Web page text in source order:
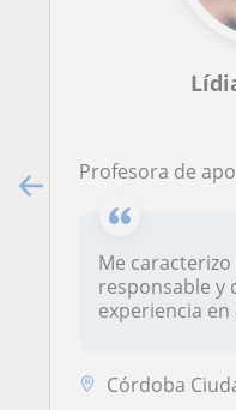
Profesora de apoyo escolar en inglés, portugués,
Me
responsable y
experiencia en
Córdoba